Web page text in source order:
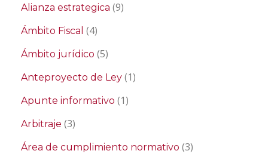
Alianza estrategica (9)
Ámbito Fiscal (4)
Ámbito jurídico (5)
Anteproyecto de Ley (1)
Apunte informativo (1)
Arbitraje (3)
Área de cumplimiento normativo (3)